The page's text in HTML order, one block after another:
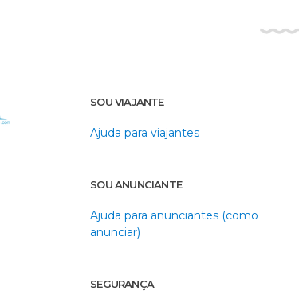
SOU VIAJANTE
Ajuda para viajantes
SOU ANUNCIANTE
Ajuda para anunciantes (como
anunciar)
SEGURANÇA